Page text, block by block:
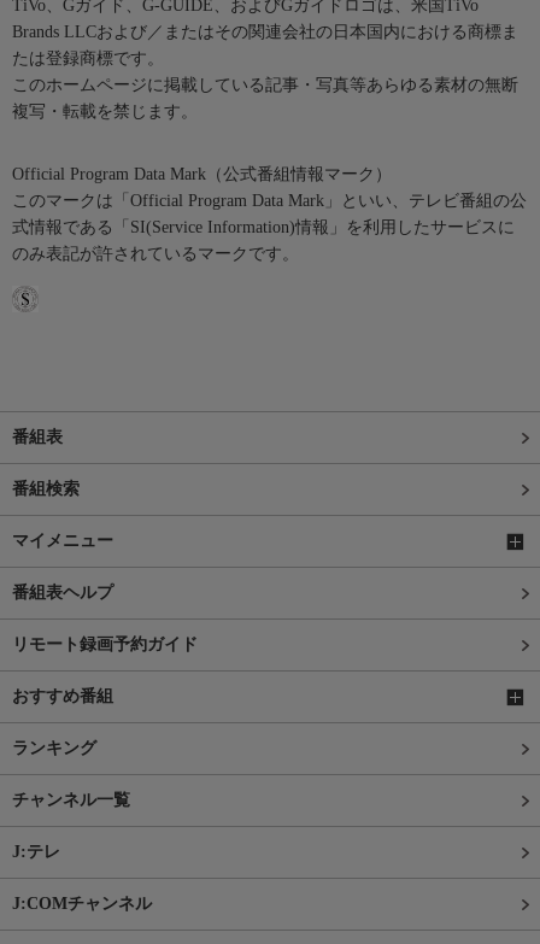
TiVo、Gガイド、G-GUIDE、およびGガイドロゴは、米国TiVo
Brands LLCおよび／またはその関連会社の日本国内における商標ま
たは登録商標です。
このホームページに掲載している記事・写真等あらゆる素材の無断
複写・転載を禁じます。
Official Program Data Mark（公式番組情報マーク）
このマークは「Official Program Data Mark」といい、テレビ番組の公
式情報である「SI(Service Information)情報」を利用したサービスに
のみ表記が許されているマークです。
番組表
番組検索
マイメニュー
番組表ヘルプ
リモート録画予約ガイド
おすすめ番組
ランキング
チャンネル一覧
J:テレ
J:COMチャンネル